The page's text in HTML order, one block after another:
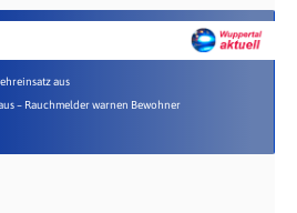
aus
– Rauchmelder warnen Bewohner